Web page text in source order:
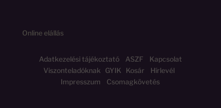
Online elállás
Adatkezelési tájékoztatóASZF
Kapcsolat
Viszonteladóknak
GYIK Kosár
Hírlevél
Impresszum
Csomagkövetés